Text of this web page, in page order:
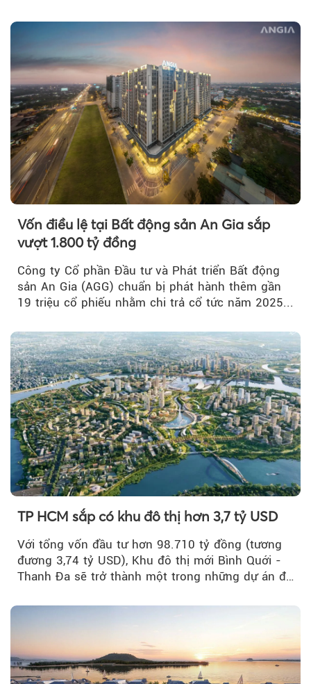
Vốn điều lệ tại Bất động sản An Gia sắp
vượt 1.800 tỷ đồng
Công ty Cổ phần Đầu tư và Phát triển Bất động
sản An Gia (AGG) chuẩn bị phát hành thêm gần
19 triệu cổ phiếu nhằm chi trả cổ tức năm 2025...
TP HCM sắp có khu đô thị hơn 3,7 tỷ USD
Với tổng vốn đầu tư hơn 98.710 tỷ đồng (tương
đương 3,74 tỷ USD), Khu đô thị mới Bình Quới -
Thanh Đa sẽ trở thành một trong những dự án đô